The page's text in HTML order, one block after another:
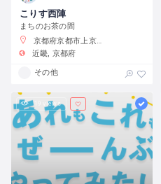
こりす西陣
まちのお茶の間
京都府京都市上京区藤木町７９５−５
近畿 京都府
その他
19 views